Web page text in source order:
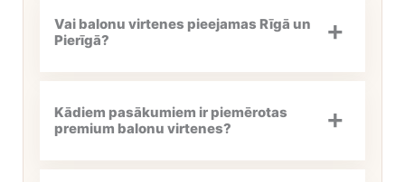
Vai balonu virtenes pieejamas Rīgā un
Pierīgā?
Kādiem pasākumiem ir piemērotas
premium balonu virtenes?